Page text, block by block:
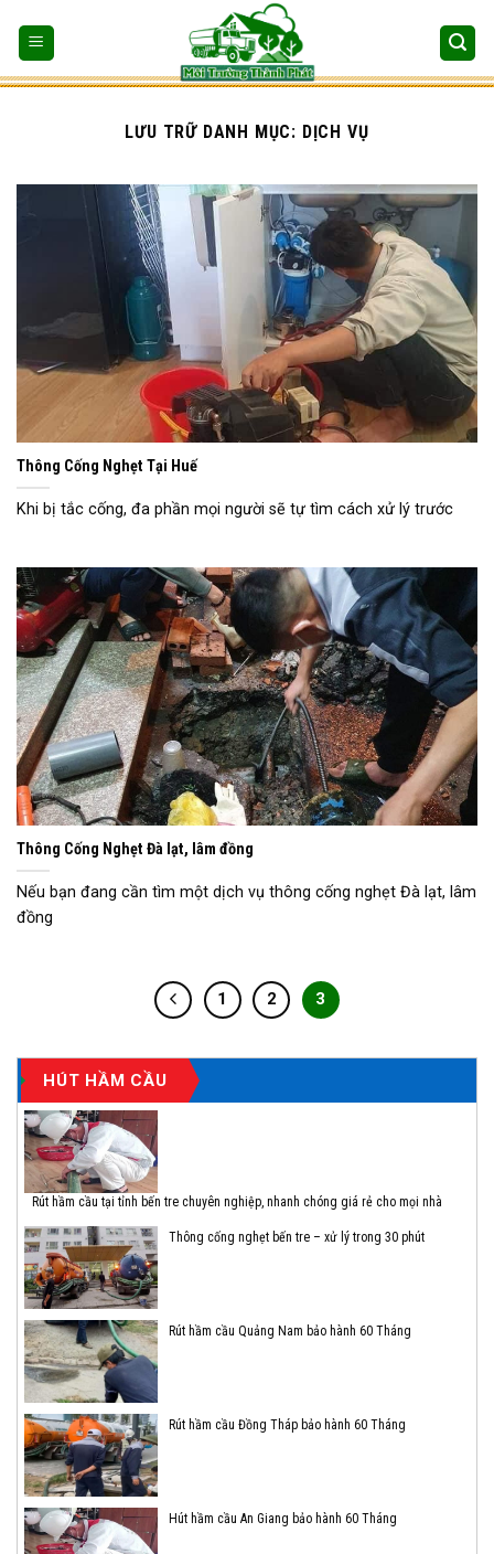
nội
LƯU TRỮ DANH MỤC: DỊCH VỤ
Thông Cống Nghẹt Tại Huế
Khi bị tắc cống, đa phần mọi người sẽ tự tìm cách xử lý trước
Thông Cống Nghẹt Đà lạt, lâm đồng
Nếu bạn đang cần tìm một dịch vụ thông cống nghẹt Đà lạt, lâm
đồng
1 2 3
HÚT HẦM CẦU
Rút hầm cầu tại tỉnh bến tre chuyên nghiệp, nhanh chóng giá rẻ cho mọi nhà
Thông cống nghẹt bến tre – xử lý trong 30 phút
Rút hầm cầu Quảng Nam bảo hành 60 Tháng
Rút hầm cầu Đồng Tháp bảo hành 60 Tháng
Hút hầm cầu An Giang bảo hành 60 Tháng